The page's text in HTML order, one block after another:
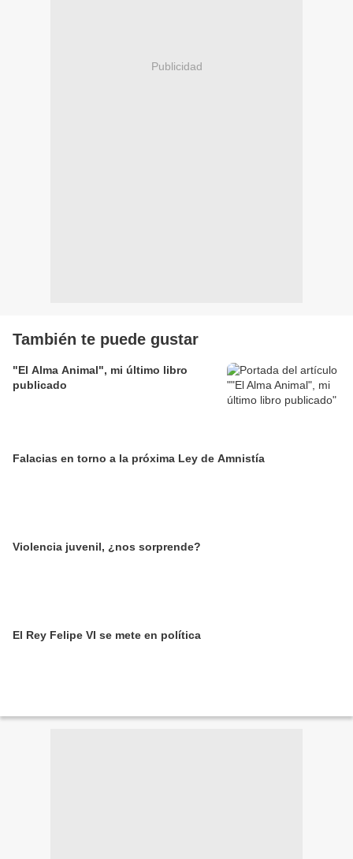
Publicidad
También te puede gustar
"El Alma Animal", mi último libro
publicado
Falacias en torno a la próxima Ley de Amnistía
Violencia juvenil, ¿nos sorprende?
El Rey Felipe VI se mete en política